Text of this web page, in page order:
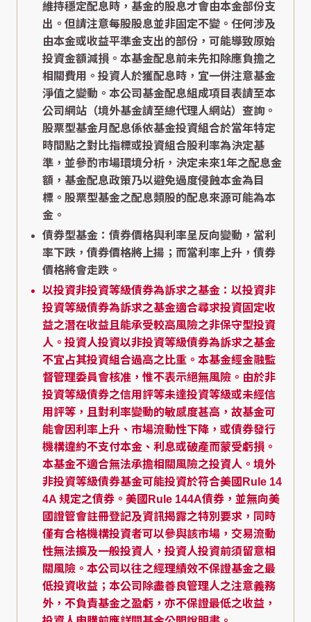
維持穩定配息時，基金的股息才會由本金部份支
出。但請注意每股股息並非固定不變。任何涉及
由本金或收益平準金支出的部份，可能導致原始
投資金額減損。本基金配息前未先扣除應負擔之
相關費用。投資人於獲配息時，宜一併注意基金
淨值之變動。本公司基金配息組成項目表請至本
公司網站（境外基金請至總代理人網站）查詢。
股票型基金月配息係依基金投資組合於當年特定
時間點之對比指標或投資組合股利率為決定基
準，並參酌市場環境分析，決定未來1年之配息金
額，基金配息政策乃以避免過度侵蝕本金為目
標。股票型基金之配息類股的配息來源可能為本
金。
債券型基金：債券價格與利率呈反向變動，當利
率下跌，債券價格將上揚；而當利率上升，債券
價格將會走跌。
以投資非投資等級債券為訴求之基金：以投資非
投資等級債券為訴求之基金適合尋求投資固定收
益之潛在收益且能承受較高風險之非保守型投資
人。投資人投資以非投資等級債券為訴求之基金
不宜占其投資組合過高之比重。本基金經金融監
督管理委員會核准，惟不表示絕無風險。由於非
投資等級債券之信用評等未達投資等級或未經信
用評等，且對利率變動的敏感度甚高，故基金可
能會因利率上升、市場流動性下降，或債券發行
機構違約不支付本金、利息或破產而蒙受虧損。
本基金不適合無法承擔相關風險之投資人。境外
非投資等級債券基金可能投資於符合美國Rule 14
4A 規定之債券。美國Rule 144A債券，並無向美
國證管會註冊登記及資訊揭露之特別要求，同時
僅有合格機構投資者可以參與該市場，交易流動
性無法擴及一般投資人，投資人投資前須留意相
關風險。本公司以往之經理績效不保證基金之最
低投資收益；本公司除盡善良管理人之注意義務
外，不負責基金之盈虧，亦不保證最低之收益，